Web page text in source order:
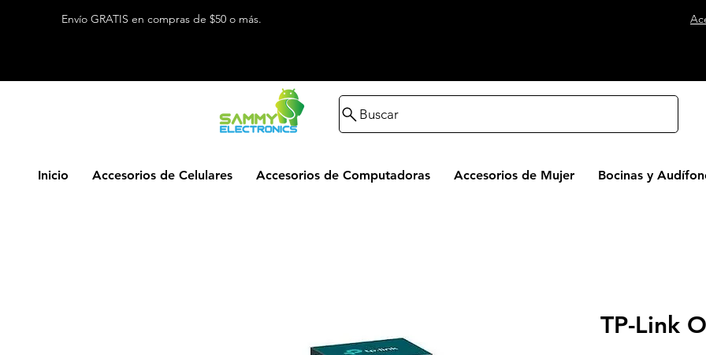
Envío GRATIS en compras de $50 o más.
Buscar
Inicio Accesorios de Celulares Accesorios de Computadoras Accesorios de Mujer Bocinas y
TP-Link